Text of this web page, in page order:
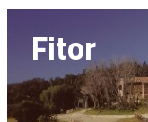
Fitor